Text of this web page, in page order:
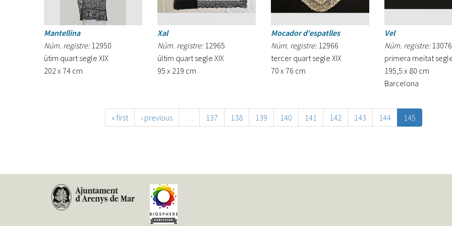
Mantellina
Núm. registre: 12950
útim quart segle XIX
202 x 74 cm
Xal
Núm. registre: 12965
últim quart segle XIX
95 x 219 cm
Mocador d'espatlles
Núm. registre: 12966
tercer quart segle XIX
70 x 76 cm
Vel
Núm. registre: 13076
primera meitat
195,5 x 80 cm
Barcelona
« first ‹ previous … 137 138 139 140 141 142 143 144 145